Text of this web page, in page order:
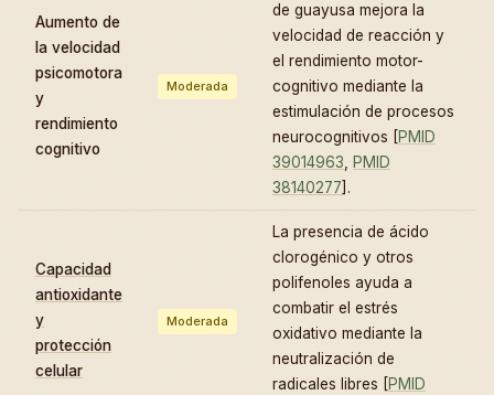
Aumento de
la velocidad
psicomotora
y
rendimiento
cognitivo
Moderada
de guayusa mejora la
velocidad de reacción y
el rendimiento motor-
cognitivo mediante la
estimulación de procesos
neurocognitivos [PMID
39014963, PMID
38140277].
Capacidad
antioxidante
y
protección
celular
Moderada
La presencia de ácido
clorogénico y otros
polifenoles ayuda a
combatir el estrés
oxidativo mediante la
neutralización de
radicales libres [PMID